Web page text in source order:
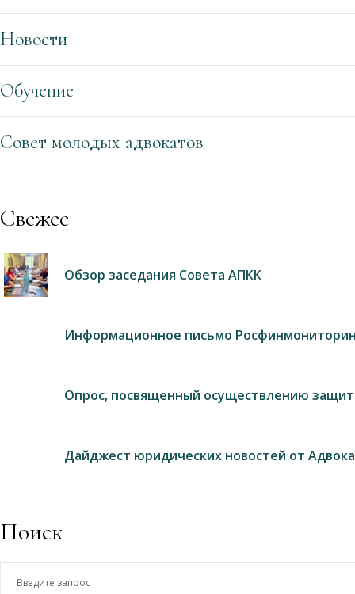
Новости
Обучение
Совет молодых адвокатов
Свежее
Обзор заседания Совета АПКК
Информационное письмо
Опрос, посвященный осуществлению
Дайджест юридических новостей от
Поиск